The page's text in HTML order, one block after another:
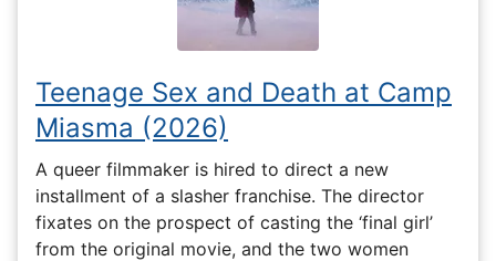
Teenage Sex and Death at Camp
Miasma (2026)
A queer filmmaker is hired to direct a new
installment of a slasher franchise. The director
fixates on the prospect of casting the ‘final girl’
from the original movie, and the two women